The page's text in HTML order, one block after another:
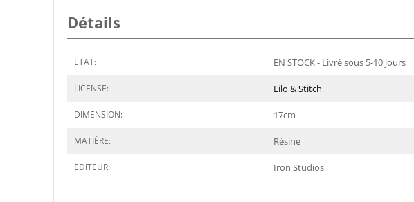
Détails
ETAT: EN STOCK - Livré sous 5-10 jours
LICENSE: Lilo & Stitch
DIMENSION: 17cm
MATIÈRE: Résine
EDITEUR: Iron Studios